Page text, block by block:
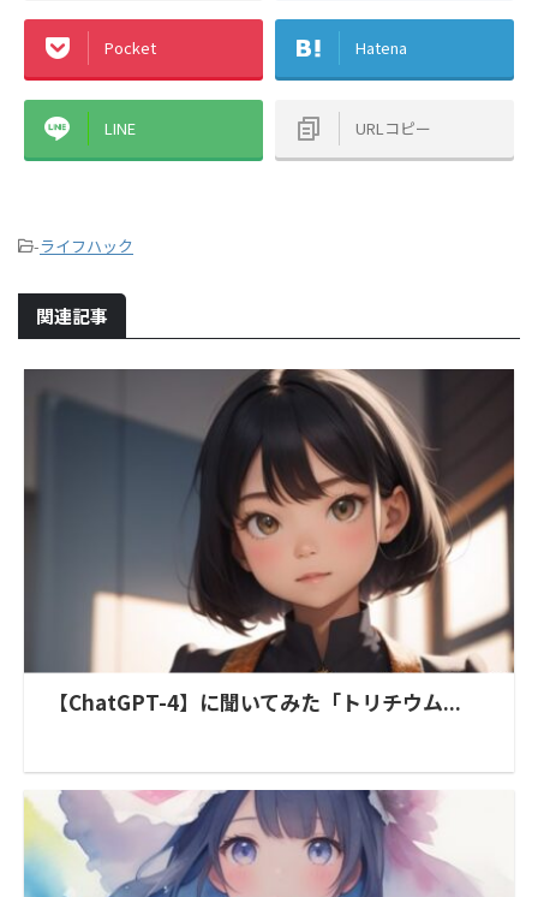
Pocket Hatena
LINE URLコピー
-ライフハック
関連記事
【ChatGPT-4】に聞いてみた「トリチウム...